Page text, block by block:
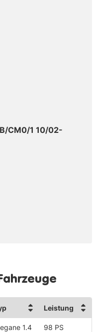
CM0/1 10/02-
Leistung
1.4 98 PS